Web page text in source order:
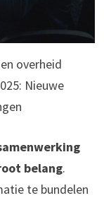
overheid
Nieuwe
belang.
te bundelen